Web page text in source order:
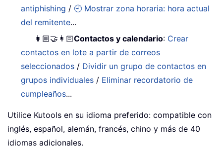
antiphishing / 🕘 Mostrar zona horaria: hora actual
del remitente...
👩🏼‍🤝‍👩🏻Contactos y calendario: Crear
contactos en lote a partir de correos
seleccionados / Dividir un grupo de contactos en
grupos individuales / Eliminar recordatorio de
cumpleaños...
Utilice Kutools en su idioma preferido: compatible con
inglés, español, alemán, francés, chino y más de 40
idiomas adicionales.